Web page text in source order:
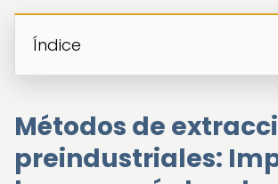
Índice
Métodos de
preindustriales: